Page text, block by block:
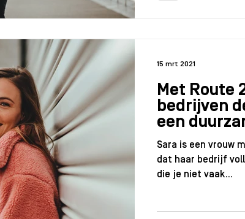
Met Route
bedrijven
een
Sara is een vrouw
dat haar bedrijf
die je niet vaak...
15 mrt 2021